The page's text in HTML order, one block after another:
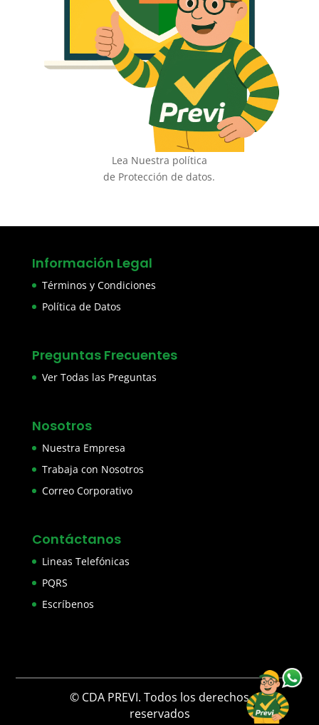
Lea Nuestra política
de Protección de datos.
Información Legal
Términos y Condiciones
Política de Datos
Preguntas Frecuentes
Ver Todas las Preguntas
Nosotros
Nuestra Empresa
Trabaja con Nosotros
Correo Corporativo
Contáctanos
Lineas Telefónicas
PQRS
Escríbenos
© CDA PREVI. Todos los derechos
reservados